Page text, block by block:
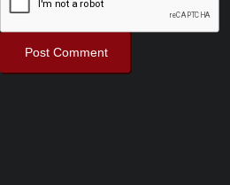
Post Comment